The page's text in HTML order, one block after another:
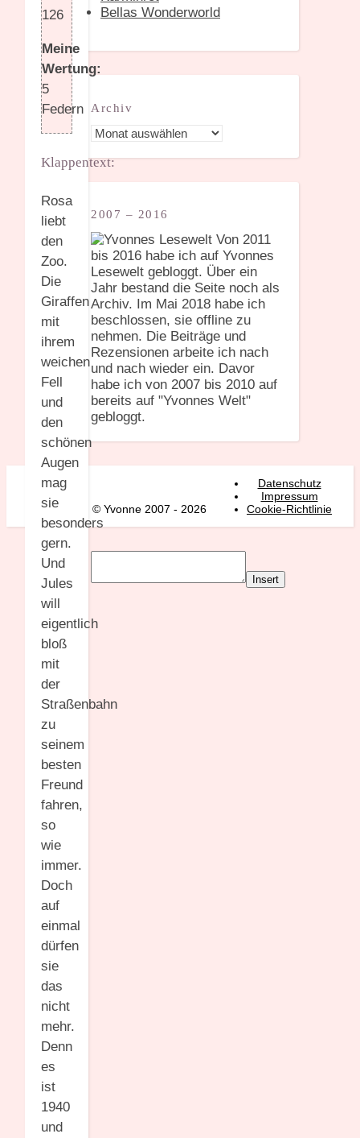
126
Meine
Wertung:
5
Federn
Klappentext:
Rosa
liebt
den
Zoo.
Die
Giraffen
mit
ihrem
weichen
Fell
und
den
schönen
Augen
mag
sie
besonders
gern.
Und
Jules
will
eigentlich
bloß
mit
der
Straßenbahn
zu
seinem
besten
Freund
fahren,
so
wie
immer.
Doch
auf
einmal
dürfen
sie
das
nicht
mehr.
Denn
es
ist
1940
und
Bellas Wonderworld
Archiv
Archiv
2007 – 2016
Von 2011
bis 2016 habe ich auf Yvonnes
Lesewelt gebloggt. Über ein
Jahr bestand die Seite noch als
Archiv. Im Mai 2018 habe ich
beschlossen, sie offline zu
nehmen. Die Beiträge und
Rezensionen arbeite ich nach
und nach wieder ein. Davor
habe ich von 2007 bis 2010 auf
bereits auf "Yvonnes Welt"
gebloggt.
© Yvonne 2007 - 2026
Datenschutz
Impressum
Cookie-Richtlinie
Insert